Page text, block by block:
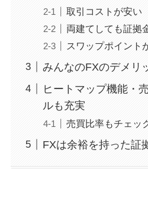
取引コストが安い
両建てしても証拠
スワップポイント
みんなのFXのデメリ
ヒートマップ機能・
ルも充実
売買比率もチェッ
FXは余裕を持った証